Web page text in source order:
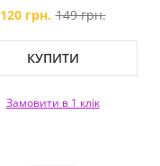
120 грн. 149 грн.
КУПИТИ
Замовити в 1 клік